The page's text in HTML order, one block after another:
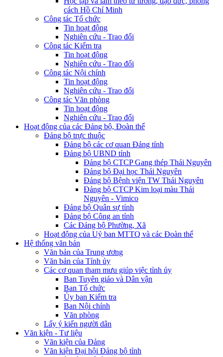
cách Hồ Chí Minh
Công tác Tổ chức
Tin hoạt động
Nghiên cứu - Trao đổi
Công tác Kiểm tra
Tin hoạt động
Nghiên cứu - Trao đổi
Công tác Nội chính
Tin hoạt động
Nghiên cứu - Trao đổi
Công tác Văn phòng
Tin hoạt động
Nghiên cứu - Trao đổi
Hoạt động của các Đảng bộ, Đoàn thể
Đảng bộ trực thuộc
Đảng bộ các cơ quan Đảng tỉnh
Đảng bộ UBND tỉnh
Đảng bộ CTCP Gang thép Thái Nguyên
Đảng bộ Đại học Thái Nguyên
Đảng bộ Bệnh viện TW Thái Nguyên
Đảng bộ CTCP Kim loại màu Thái
Nguyên - Vimico
Đảng bộ Quân sự tỉnh
Đảng bộ Công an tỉnh
Các Đảng bộ Phường, Xã
Hoạt động của Uỷ ban MTTQ và các Đoàn thể
Hệ thống văn bản
Văn bản của Trung ương
Văn bản của Tỉnh ủy
Các cơ quan tham mưu giúp việc tỉnh ủy
Ban Tuyên giáo và Dân vận
Ban Tổ chức
Ủy ban Kiểm tra
Ban Nội chính
Văn phòng
Lấy ý kiến người dân
Văn kiện - Tư liệu
Văn kiện của Đảng
Văn kiện Đại hội Đảng bộ tỉnh